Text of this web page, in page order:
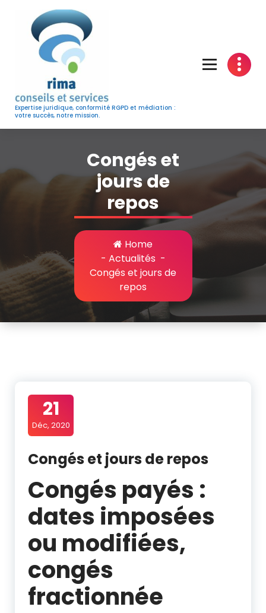
content
Expertise juridique, conformité RGPD et médiation :
votre succès, notre mission.
Congés et
jours de
repos
Home
- Actualités-
Congés et jours de
repos
21
Déc, 2020
Congés et jours de repos
Congés payés :
dates imposées
ou modifiées,
congés
fractionnée